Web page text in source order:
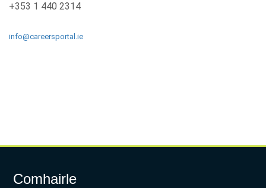
+353 1 440 2314
info@careersportal.ie
Comhairle